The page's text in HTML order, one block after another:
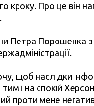
кроку. Про це він
Петра Порошенка з
щоб наслідки
і на спокій
проти мене